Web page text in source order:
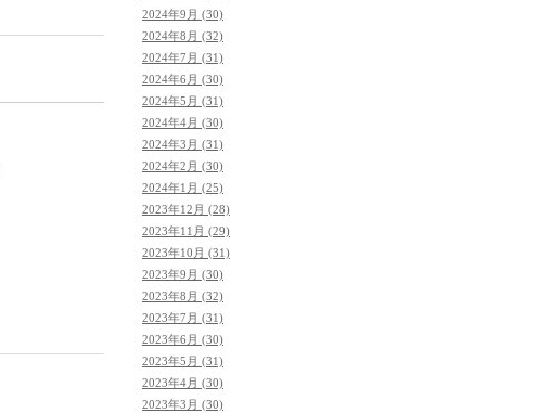
2024年9月 (30)
2024年8月 (32)
2024年7月 (31)
2024年6月 (30)
2024年5月 (31)
2024年4月 (30)
2024年3月 (31)
2024年2月 (30)
2024年1月 (25)
2023年12月 (28)
2023年11月 (29)
2023年10月 (31)
2023年9月 (30)
2023年8月 (32)
2023年7月 (31)
2023年6月 (30)
2023年5月 (31)
2023年4月 (30)
2023年3月 (30)